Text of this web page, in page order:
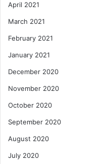
April 2021
March 2021
February 2021
January 2021
December 2020
November 2020
October 2020
September 2020
August 2020
July 2020